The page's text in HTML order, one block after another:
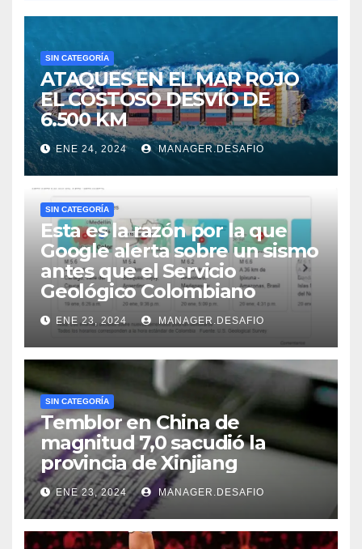
SIN CATEGORÍA
ATAQUES EN EL MAR ROJO
EL COSTOSO DESVÍO DE
6.500 KM
ENE 24, 2024 MANAGER.DESAFIO
SIN CATEGORÍA
Esta es la razón por la que
Google alerta sobre un sismo
antes que el Servicio
Geológico Colombiano
ENE 23, 2024 MANAGER.DESAFIO
SIN CATEGORÍA
Temblor en China de
magnitud 7,0 sacudió la
provincia de Xinjiang
ENE 23, 2024 MANAGER.DESAFIO